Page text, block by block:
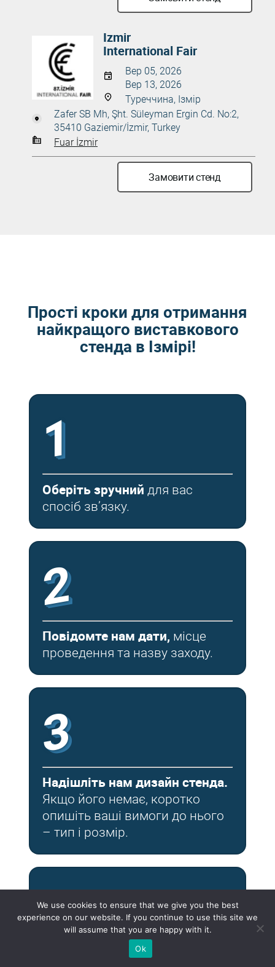
Izmir
International Fair
Вер 05, 2026
Вер 13, 2026
Туреччина, Ізмір
Zafer SB Mh, Şht. Süleyman Ergin Cd. No:2,
35410 Gaziemir/İzmir, Turkey
Fuar İzmir
Замовити стенд
Прості кроки для отримання
найкращого виставкового
стенда в Ізмірі!
1
Оберіть зручний для вас
спосіб зв’язку.
2
Повідомте нам дати, місце
проведення та назву заходу.
3
Надішліть нам дизайн стенда.
Якщо його немає, коротко
опишіть ваші вимоги до нього
– тип і розмір.
4
Протягом п’яти днів
We use cookies to ensure that we give you the best
experience on our website. If you continue to use this site we
will assume that you are happy with it.
Ok